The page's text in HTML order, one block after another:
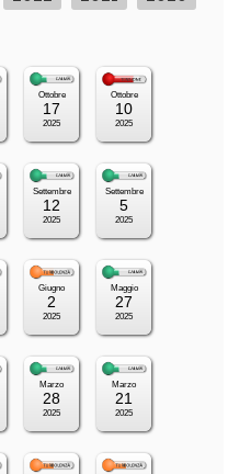
Ottobre
17
2025
Ottobre
10
2025
Settembre
12
2025
Settembre
5
2025
Giugno
2
2025
Maggio
27
2025
Marzo
28
2025
Marzo
21
2025